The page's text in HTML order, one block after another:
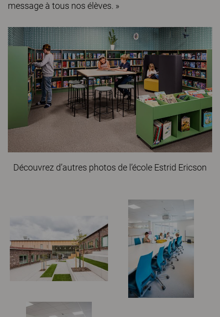
message à tous nos élèves. »
Découvrez d’autres photos de l’école Estrid Ericson